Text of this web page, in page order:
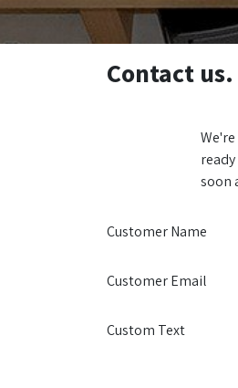
Contact us.
soon
Customer Name
Customer Email
Custom Text